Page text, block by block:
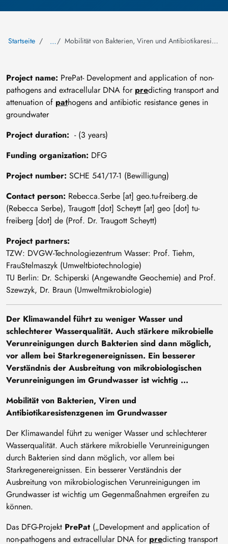
Startseite … Mobilität von Bakterien, Viren und Antibiotikaresistenzgenen im Grundwasser
Project name: PrePat- Development and application of non-
pathogens and extracellular DNA for predicting transport and
attenuation of pathogens and antibiotic resistance genes in
groundwater
Project duration: - (3 years)
Funding organization: DFG
Project number: SCHE 541/17-1 (Bewilligung)
Contact person: Rebecca.Serbe [at] geo.tu-freiberg.de
(Rebecca Serbe), Traugott [dot] Scheytt [at] geo [dot] tu-
freiberg [dot] de (Prof. Dr. Traugott Scheytt)
Project partners:
TZW: DVGW-Technologiezentrum Wasser: Prof. Tiehm,
FrauStelmaszyk (Umweltbiotechnologie)
TU Berlin: Dr. Schiperski (Angewandte Geochemie) and Prof.
Szewzyk, Dr. Braun (Umweltmikrobiologie)
Der Klimawandel führt zu weniger Wasser und
schlechterer Wasserqualität. Auch stärkere mikrobielle
Verunreinigungen durch Bakterien sind dann möglich,
vor allem bei Starkregenereignissen. Ein besserer
Verständnis der Ausbreitung von mikrobiologischen
Verunreinigungen im Grundwasser ist wichtig ...
Mobilität von Bakterien, Viren und
Antibiotikaresistenzgenen im Grundwasser
Der Klimawandel führt zu weniger Wasser und schlechterer
Wasserqualität. Auch stärkere mikrobielle Verunreinigungen
durch Bakterien sind dann möglich, vor allem bei
Starkregenereignissen. Ein besserer Verständnis der
Ausbreitung von mikrobiologischen Verunreinigungen im
Grundwasser ist wichtig um Gegenmaßnahmen ergreifen zu
können.
Das DFG-Projekt PrePat („Development and application of
non-pathogens and extracellular DNA for predicting transport